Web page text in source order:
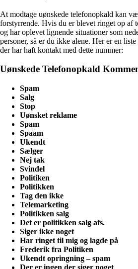
At modtage uønskede telefonopkald kan
forstyrrende. Hvis du er blevet ringet op af
og har oplevet lignende situationer som
personer, så er du ikke alene. Her er en
der har haft kontakt med dette nummer:
Uønskede Telefonopkald
Spam
Salg
Stop
Uønsket reklame
Spam
Spaam
Ukendt
Sælger
Nej tak
Svindel
Politiken
Politikken
Tag den ikke
Telemarketing
Politikken salg
Det er politikken salg afs.
Siger ikke noget
Har ringet til mig og lagde på
Frederik fra Politiken
Ukendt opringning – spam
Der er ingen der siger noget